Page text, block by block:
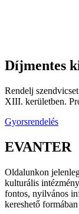
Díjmentes
Rendelj
XIII. kerületben.
Gyorsrendelés
EVANTER
Oldalunkon
kulturális
fontos, nyilvános
kereshető